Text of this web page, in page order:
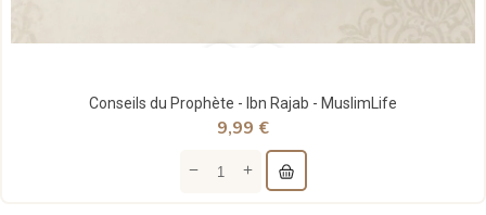
Conseils du Prophète - Ibn Rajab - MuslimLife
9,99 €